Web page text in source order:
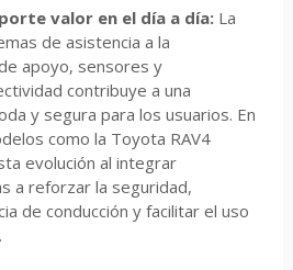
valor en el día a día: La
de asistencia a la
apoyo, sensores y
contribuye a una
y segura para los usuarios. En
como la Toyota RAV4
evolución al integrar
a reforzar la seguridad,
de conducción y facilitar el uso